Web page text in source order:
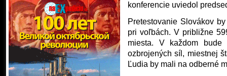
konferencie uviedol
Pretestovanie Slovákov
pri voľbách. V približne
miesta. V každom
ozbrojených síl, miestnej
Ľudia by mali na odberné